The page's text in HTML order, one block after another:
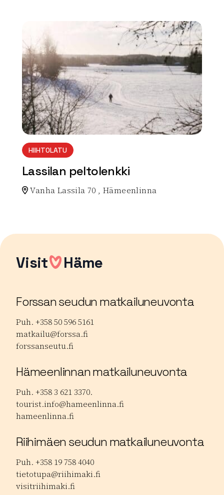
array(0) { }
HIIHTOLATU
Lassilan peltolenkki
Vanha Lassila 70 , Hämeenlinna
Visit Häme
Forssan seudun matkailuneuvonta
Puh. +358 50 596 5161
matkailu@forssa.fi
forssanseutu.fi
Hämeenlinnan matkailuneuvonta
Puh. +358 3 621 3370.
tourist.info@hameenlinna.fi
hameenlinna.fi
Riihimäen seudun matkailuneuvonta
Puh. +358 19 758 4040
tietotupa@riihimaki.fi
visitriihimaki.fi